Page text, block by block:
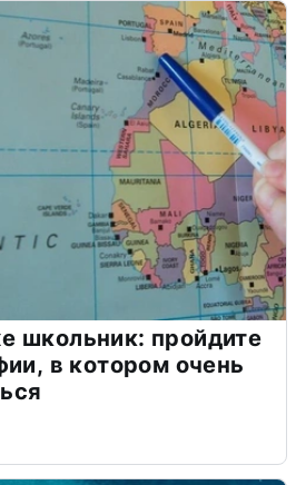
школьник: пройдите
в котором очень